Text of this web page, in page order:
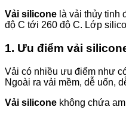
Vải silicone là vải thủy tinh
độ C tới 260 độ C. Lớp
1. Ưu điểm vải
Vải có nhiều ưu điểm như
Ngoài ra vải mềm, dễ uốn,
Vải silicone không chứa